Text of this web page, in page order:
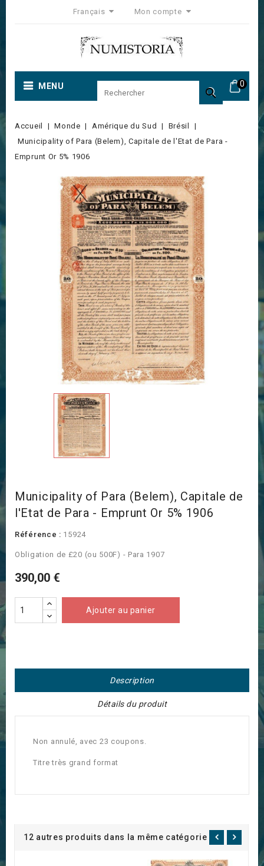
Français Mon compte
0
MENU 
Accueil Monde Amérique du Sud
Brésil
Municipality of Para (Belem), Capitale de l'Etat de Para -
Emprunt Or 5% 1906
Municipality of Para (Belem), Capitale de
l'Etat de Para - Emprunt Or 5% 1906
Référence : 15924
Obligation de £20 (ou 500F) - Para 1907
390,00 €
Ajouter au panier
Description
Détails du produit
Non annulé, avec 23 coupons.
Titre très grand format
12 autres produits dans la même catégorie :